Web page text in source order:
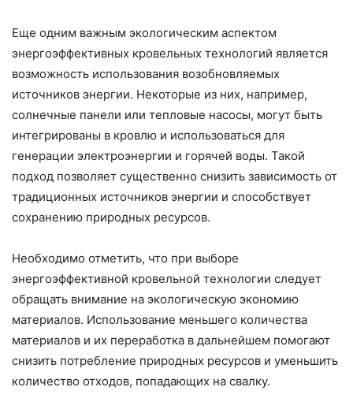
Еще одним важным экологическим аспектом
энергоэффективных кровельных технологий является
возможность использования возобновляемых
источников энергии. Некоторые из них, например,
солнечные панели или тепловые насосы, могут быть
интегрированы в кровлю и использоваться для
генерации электроэнергии и горячей воды. Такой
подход позволяет существенно снизить зависимость от
традиционных источников энергии и способствует
сохранению природных ресурсов.
Необходимо отметить, что при выборе
энергоэффективной кровельной технологии следует
обращать внимание на экологическую экономию
материалов. Использование меньшего количества
материалов и их переработка в дальнейшем помогают
снизить потребление природных ресурсов и уменьшить
количество отходов, попадающих на свалку.